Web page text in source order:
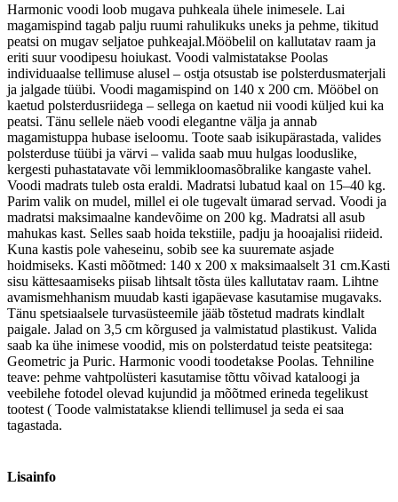
Harmonic voodi loob mugava puhkeala ühele inimesele. Lai
magamispind tagab palju ruumi rahulikuks uneks ja pehme, tikitud
peatsi on mugav seljatoe puhkeajal.Mööbelil on kallutatav raam ja
eriti suur voodipesu hoiukast. Voodi valmistatakse Poolas
individuaalse tellimuse alusel – ostja otsustab ise polsterdusmaterjali
ja jalgade tüübi. Voodi magamispind on 140 x 200 cm. Mööbel on
kaetud polsterdusriidega – sellega on kaetud nii voodi küljed kui ka
peatsi. Tänu sellele näeb voodi elegantne välja ja annab
magamistuppa hubase iseloomu. Toote saab isikupärastada, valides
polsterduse tüübi ja värvi – valida saab muu hulgas looduslike,
kergesti puhastatavate või lemmikloomasõbralike kangaste vahel.
Voodi madrats tuleb osta eraldi. Madratsi lubatud kaal on 15–40 kg.
Parim valik on mudel, millel ei ole tugevalt ümarad servad. Voodi ja
madratsi maksimaalne kandevõime on 200 kg. Madratsi all asub
mahukas kast. Selles saab hoida tekstiile, padju ja hooajalisi riideid.
Kuna kastis pole vaheseinu, sobib see ka suuremate asjade
hoidmiseks. Kasti mõõtmed: 140 x 200 x maksimaalselt 31 cm.Kasti
sisu kättesaamiseks piisab lihtsalt tõsta üles kallutatav raam. Lihtne
avamismehhanism muudab kasti igapäevase kasutamise mugavaks.
Tänu spetsiaalsele turvasüsteemile jääb tõstetud madrats kindlalt
paigale. Jalad on 3,5 cm kõrgused ja valmistatud plastikust. Valida
saab ka ühe inimese voodid, mis on polsterdatud teiste peatsitega:
Geometric ja Puric. Harmonic voodi toodetakse Poolas. Tehniline
teave: pehme vahtpolüsteri kasutamise tõttu võivad kataloogi ja
veebilehe fotodel olevad kujundid ja mõõtmed erineda tegelikust
tootest ( Toode valmistatakse kliendi tellimusel ja seda ei saa
tagastada.
Lisainfo